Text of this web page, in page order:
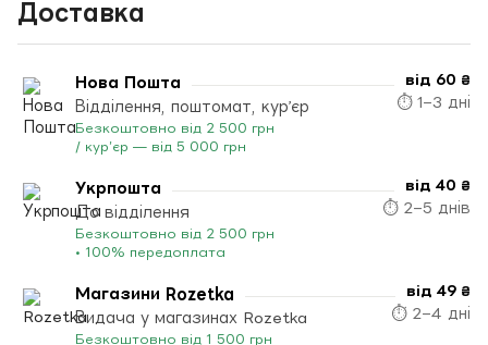
Доставка
Нова Пошта
Відділення, поштомат, кур’єр
Безкоштовно від 2 500 грн
/ кур’єр — від 5 000 грн
від 60 ₴
⏱ 1–3 дні
Укрпошта
До відділення
Безкоштовно від 2 500 грн
• 100% передоплата
від 40 ₴
⏱ 2–5 днів
Магазини Rozetka
Видача у магазинах Rozetka
Безкоштовно від 1 500 грн
від 49 ₴
⏱ 2–4 дні